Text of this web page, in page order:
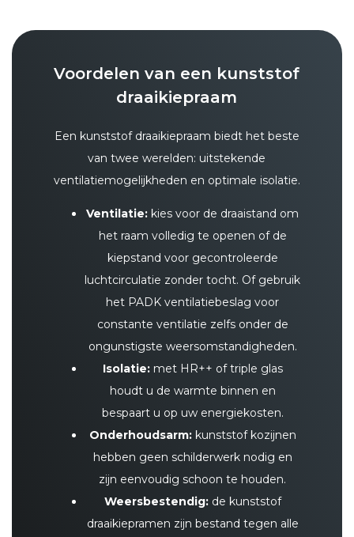
Voordelen van een kunststof
draaikiepraam
Een kunststof draaikiepraam biedt het beste
van twee werelden: uitstekende
ventilatiemogelijkheden en optimale isolatie.
Ventilatie: kies voor de draaistand om
het raam volledig te openen of de
kiepstand voor gecontroleerde
luchtcirculatie zonder tocht. Of gebruik
het PADK ventilatiebeslag voor
constante ventilatie zelfs onder de
ongunstigste weersomstandigheden.
Isolatie:met HR++ of triple glas
houdt u de warmte binnen en
bespaart u op uw energiekosten.
Onderhoudsarm:kunststof kozijnen
hebben geen schilderwerk nodig en
zijn eenvoudig schoon te houden.
Weersbestendig:de kunststof
draaikiepramen zijn bestand tegen alle